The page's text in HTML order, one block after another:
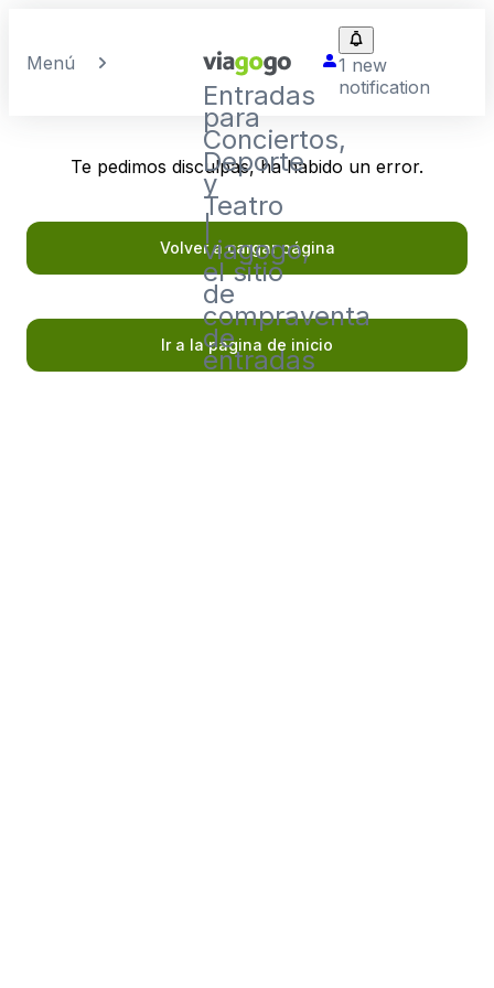
Menú
Entradas
para
Conciertos,
Deporte
y
Teatro
|
viagogo,
el sitio
de
compraventa
de
entradas
1 new
notification
Te pedimos disculpas, ha habido un error.
Volver a cargar página
Ir a la página de inicio